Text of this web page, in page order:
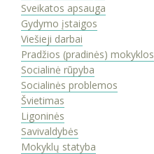
Sveikatos apsauga
Gydymo įstaigos
Viešieji darbai
Pradžios (pradinės) mokyklos
Socialinė rūpyba
Socialinės problemos
Švietimas
Ligoninės
Savivaldybės
Mokyklų statyba